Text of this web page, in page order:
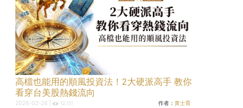
高檔也能用的順風投資法！2大硬派高手 教你
看穿台美股熱錢流向
2026-02-26 | 12,131 作者：黃士育